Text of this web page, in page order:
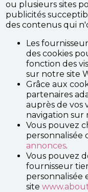
ou plusieurs sites
publicités
des contenus qui
Les
des cookies
fonction des
sur notre site
Grâce aux
partenaires
auprès de vos
navigation sur
Vous pouvez
personnalisée
annonces.
Vous pouvez
fournisseur
personnalisée
site